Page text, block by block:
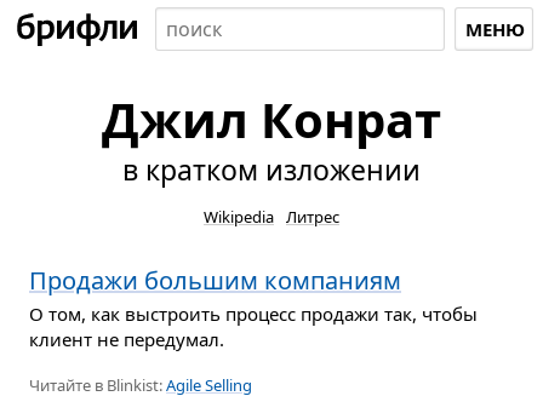
МЕНЮ
Джил Конрат
в кратком изложении
Wikipedia Литрес
Продажи большим компаниям
О том, как выстроить процесс продажи так, чтобы
клиент не передумал.
Читайте в Blinkist:Agile Selling